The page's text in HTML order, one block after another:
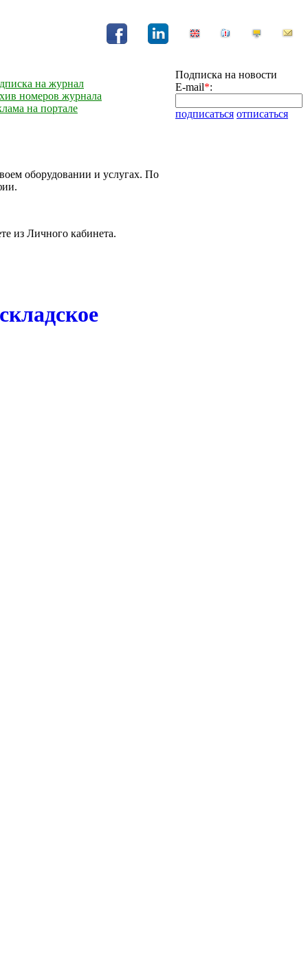
на журнал
номеров журнала
на портале
Подписка на новости
E-mail*:
подписаться отписаться
оборудовании и услугах. По
из Личного кабинета.